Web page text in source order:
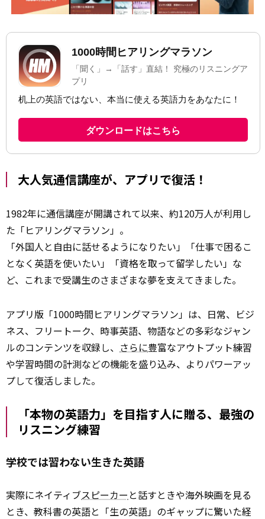
大人気通信講座が、アプリで復活！
1982年に通信講座が開講されて以来、約120万人が利用し
た「ヒアリングマラソン」。
「外国人と自由に話せるようになりたい」「仕事で困るこ
となく英語を使いたい」「資格を取って留学したい」な
ど、これまで受講生のさまざまな夢を支えてきました。
アプリ版「1000時間ヒアリングマラソン」は、日常、ビジ
ネス、フリートーク、時事英語、物語などの多彩なジャン
ルのコンテンツを収録し、 さらに豊富なアウトプット練習
や学習時間の計測などの機能を盛り込み、よりパワーアッ
プして復活しました。
「本物の英語力」を目指す人に贈る、最強の
リスニング練習
学校では習わない生きた英語
実際にネイティブスピーカー と話すときや海外映画を見る
とき、教科書の英語と「生の英語」のギャップに驚いた経